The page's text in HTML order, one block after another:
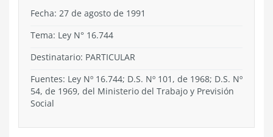
Fecha: 27 de agosto de 1991
Tema: Ley N° 16.744
Destinatario: PARTICULAR
Fuentes: Ley Nº 16.744; D.S. Nº 101, de 1968; D.S. Nº
54, de 1969, del Ministerio del Trabajo y Previsión
Social